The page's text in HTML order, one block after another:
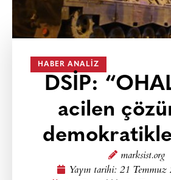
HABER ANALIZ
DSİP:
acilen
marksist.org
Yayın tarihi: 21 Temmuz